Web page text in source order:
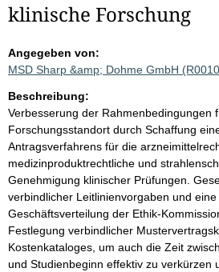
klinische Forschung
Angegeben von:
MSD Sharp &amp; Dohme GmbH
Beschreibung:
Verbesserung der Rahmenbedingungen
Forschungsstandort durch Schaffung
Antragsverfahrens für die
medizinproduktrechtliche und
Genehmigung klinischer Prüfungen.
verbindlicher Leitlinienvorgaben und
Geschäftsverteilung der Ethik-
Festlegung verbindlicher
Kostenkataloges, um auch die Zeit
und Studienbeginn effektiv zu verkürzen